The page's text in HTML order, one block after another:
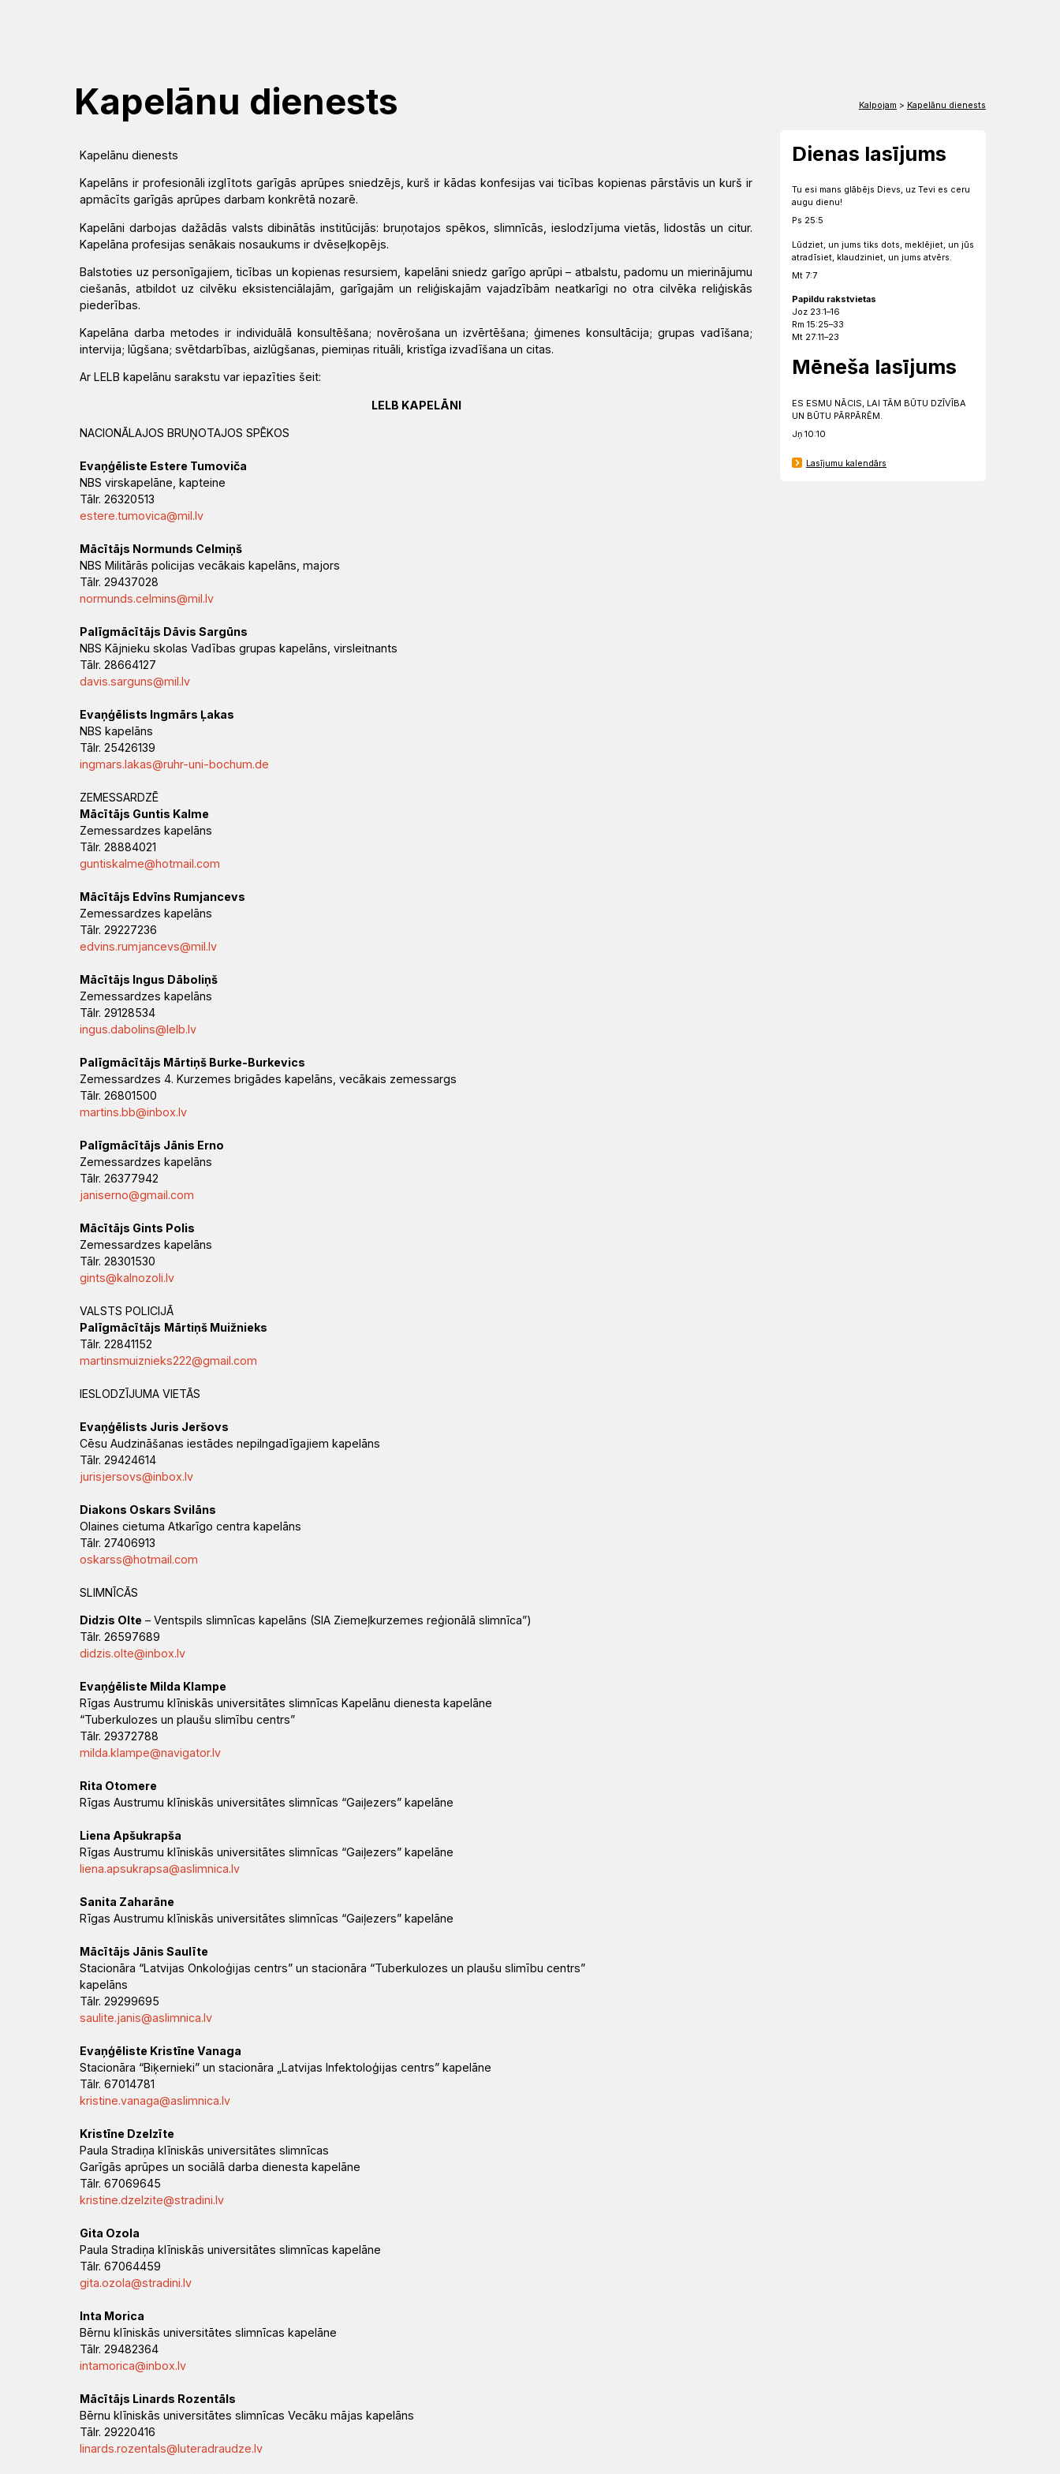
personāls
Pārvalde
LELB
organizācijas
Kontakti
Dievnami
draudzi
Garīgais
atbalsts
Ģimenēm
un
jauniešiem
Iepazīsti
atbalsts
Rekolekcijas
Kapelānu
dienests
Misija
Indijā
kalendārs
Apmācības
un
semināri
Vakances
Fotogalerija
un
audio
Svētdienas
Rīts
Draudzēm
Kapelānu dienests Kalpojam > Kapelānu dienests
Kapelānu dienests
Kapelāns ir profesionāli izglītots garīgās aprūpes sniedzējs, kurš ir kādas konfesijas vai ticības kopienas pārstāvis un kurš ir
apmācīts garīgās aprūpes darbam konkrētā nozarē.
Kapelāni darbojas dažādās valsts dibinātās institūcijās: bruņotajos spēkos, slimnīcās, ieslodzījuma vietās, lidostās un citur.
Kapelāna profesijas senākais nosaukums ir dvēseļkopējs.
Balstoties uz personīgajiem, ticības un kopienas resursiem, kapelāni sniedz garīgo aprūpi – atbalstu, padomu un mierinājumu
ciešanās, atbildot uz cilvēku eksistenciālajām, garīgajām un reliģiskajām vajadzībām neatkarīgi no otra cilvēka reliģiskās
piederības.
Kapelāna darba metodes ir individuālā konsultēšana; novērošana un izvērtēšana; ģimenes konsultācija; grupas vadīšana;
intervija; lūgšana; svētdarbības, aizlūgšanas, piemiņas rituāli, kristīga izvadīšana un citas.
Ar LELB kapelānu sarakstu var iepazīties šeit:
LELB KAPELĀNI
NACIONĀLAJOS BRUŅOTAJOS SPĒKOS
Evaņģēliste Estere Tumoviča
NBS virskapelāne, kapteine
Tālr. 26320513
estere.tumovica@mil.lv
Mācītājs Normunds Celmiņš
NBS Militārās policijas vecākais kapelāns, majors
Tālr. 29437028
normunds.celmins@mil.lv
Palīgmācītājs Dāvis Sargūns
NBS Kājnieku skolas Vadības grupas kapelāns, virsleitnants
Tālr. 28664127
davis.sarguns@mil.lv
Evaņģēlists Ingmārs Ļakas
NBS kapelāns
Tālr. 25426139
ingmars.lakas@ruhr-uni-bochum.de
ZEMESSARDZĒ
Mācītājs Guntis Kalme
Zemessardzes kapelāns
Tālr. 28884021
guntiskalme@hotmail.com
Mācītājs Edvīns Rumjancevs
Zemessardzes kapelāns
Tālr. 29227236
edvins.rumjancevs@mil.lv
Mācītājs Ingus Dāboliņš
Zemessardzes kapelāns
Tālr. 29128534
ingus.dabolins@lelb.lv
Palīgmācītājs Mārtiņš Burke-Burkevics
Zemessardzes 4. Kurzemes brigādes kapelāns, vecākais zemessargs
Tālr. 26801500
martins.bb@inbox.lv
Palīgmācītājs Jānis Erno
Zemessardzes kapelāns
Tālr. 26377942
janiserno@gmail.com
Mācītājs Gints Polis
Zemessardzes kapelāns
Tālr. 28301530
gints@kalnozoli.lv
‍VALSTS POLICIJĀ
Palīgmācītājs Mārtiņš Muižnieks
Tālr. 22841152
martinsmuiznieks222@gmail.com
‍IESLODZĪJUMA VIETĀS
Evaņģēlists Juris Jeršovs
Cēsu Audzināšanas iestādes nepilngadīgajiem kapelāns
Tālr. 29424614
jurisjersovs@inbox.lv
Diakons Oskars Svilāns
Olaines cietuma Atkarīgo centra kapelāns
Tālr. 27406913
oskarss@hotmail.com
SLIMNĪCĀS
Didzis Olte – Ventspils slimnīcas kapelāns (SIA Ziemeļkurzemes reģionālā slimnīca”)
Tālr. 26597689
didzis.olte@inbox.lv
Evaņģēliste Milda Klampe
Rīgas Austrumu klīniskās universitātes slimnīcas Kapelānu dienesta kapelāne
“Tuberkulozes un plaušu slimību centrs”
Tālr. 29372788
milda.klampe@navigator.lv
Rita Otomere
Rīgas Austrumu klīniskās universitātes slimnīcas “Gaiļezers” kapelāne
Liena Apšukrapša
Rīgas Austrumu klīniskās universitātes slimnīcas “Gaiļezers” kapelāne
liena.apsukrapsa@aslimnica.lv
Sanita Zaharāne
Rīgas Austrumu klīniskās universitātes slimnīcas “Gaiļezers” kapelāne
Mācītājs Jānis Saulīte
Stacionāra “Latvijas Onkoloģijas centrs” un stacionāra “Tuberkulozes un plaušu slimību centrs”
kapelāns
Tālr. 29299695
saulite.janis@aslimnica.lv
Evaņģēliste Kristīne Vanaga
Stacionāra “Biķernieki” un stacionāra „Latvijas Infektoloģijas centrs” kapelāne
Tālr. 67014781
kristine.vanaga@aslimnica.lv
Kristīne Dzelzīte
Paula Stradiņa klīniskās universitātes slimnīcas
Garīgās aprūpes un sociālā darba dienesta kapelāne
Tālr. 67069645
kristine.dzelzite@stradini.lv
Gita Ozola
Paula Stradiņa klīniskās universitātes slimnīcas kapelāne
Tālr. 67064459
gita.ozola@stradini.lv
Inta Morica
Bērnu klīniskās universitātes slimnīcas kapelāne
Tālr. 29482364
intamorica@inbox.lv
Mācītājs Linards Rozentāls
Bērnu klīniskās universitātes slimnīcas Vecāku mājas kapelāns
Tālr. 29220416
linards.rozentals@luteradraudze.lv
Dienas lasījums
Tu esi mans glābējs Dievs, uz Tevi es ceru
augu dienu!
Ps 25:5
Lūdziet, un jums tiks dots, meklējiet, un jūs
atradīsiet, klaudziniet, un jums atvērs.
Mt 7:7
Papildu rakstvietas
Joz 23:1–16
Rm 15:25–33
Mt 27:11–23
Mēneša lasījums
ES ESMU NĀCIS, LAI TĀM BŪTU DZĪVĪBA
UN BŪTU PĀRPĀRĒM.
Jņ 10:10
Lasījumu kalendārs